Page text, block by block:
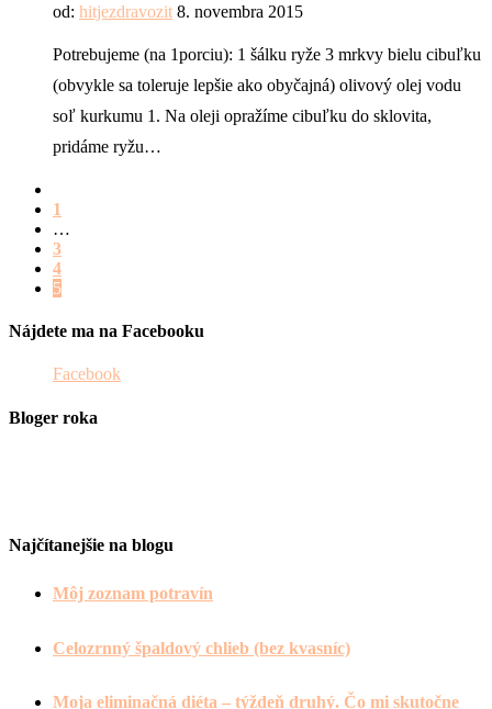
od: hitjezdravozit 8. novembra 2015
Potrebujeme (na 1porciu): 1 šálku ryže 3 mrkvy bielu cibuľku
(obvykle sa toleruje lepšie ako obyčajná) olivový olej vodu
soľ kurkumu 1. Na oleji opražíme cibuľku do sklovita,
pridáme ryžu…
1
…
3
4
5
Nájdete ma na Facebooku
Facebook
Bloger roka
Najčítanejšie na blogu
Môj zoznam potravín
Celozrnný špaldový chlieb (bez kvasníc)
Moja eliminačná diéta – týždeň druhý. Čo mi skutočne